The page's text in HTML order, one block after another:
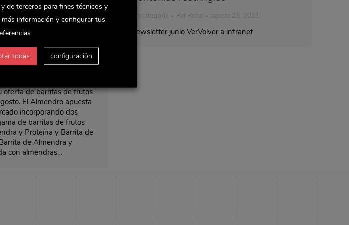
secos
oferta de barritas de frutos
El Almendro apuesta
incorporando dos
de barritas de frutos
y Proteína y Barrita de
de Almendra y
con almendras…
Sin categoría Por Rocio agosto 25, 2021
Newsletter junio VerVolver a intranet
de terceros para fines técnicos y
información y configurar tus
todas configuración